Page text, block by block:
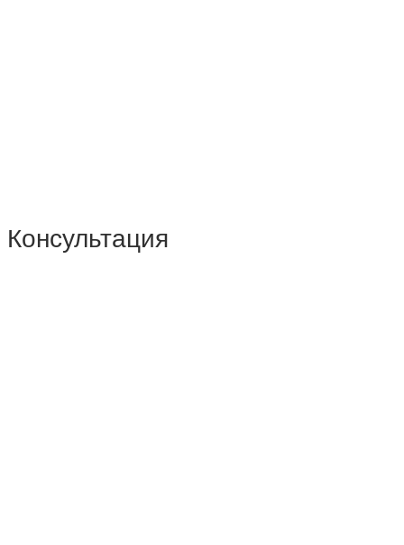
Консультация